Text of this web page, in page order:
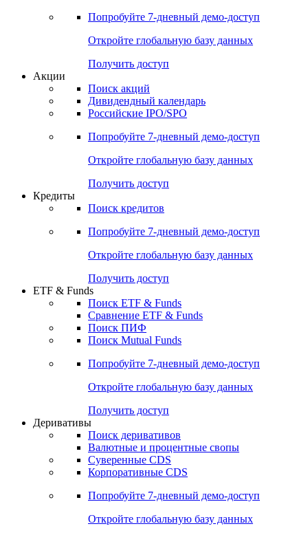
Попробуйте 7-дневный демо-доступ
Откройте глобальную базу данных
Получить доступ
Акции
Поиск акций
Дивидендный календарь
Российские IPO/SPO
Попробуйте 7-дневный демо-доступ
Откройте глобальную базу данных
Получить доступ
Кредиты
Поиск кредитов
Попробуйте 7-дневный демо-доступ
Откройте глобальную базу данных
Получить доступ
ETF & Funds
Поиск ETF & Funds
Сравнение ETF & Funds
Поиск ПИФ
Поиск Mutual Funds
Попробуйте 7-дневный демо-доступ
Откройте глобальную базу данных
Получить доступ
Деривативы
Поиск деривативов
Валютные и процентные свопы
Суверенные CDS
Корпоративные CDS
Попробуйте 7-дневный демо-доступ
Откройте глобальную базу данных